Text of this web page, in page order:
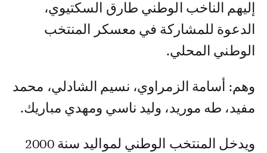
إليهم الناخب الوطني طارق السكتيوي،
الدعوة للمشاركة في معسكر المنتخب
الوطني المحلي.
وهم: أسامة الزمراوي، نسيم الشادلي، محمد
مفيد، طه موريد، وليد ناسي ومهدي مباريك.
ويدخل المنتخب الوطني لمواليد سنة 2000